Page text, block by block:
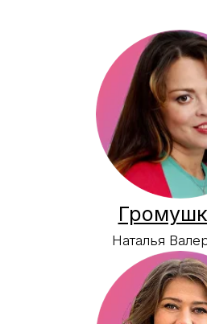
Чудницов
Олег Евгеньевич
Суворова
Марина Михайловна